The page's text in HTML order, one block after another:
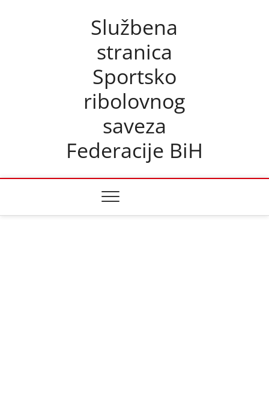
Službena
stranica
Sportsko
ribolovnog
saveza
Federacije BiH